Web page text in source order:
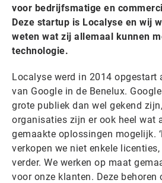
voor bedrijfsmatige en
Deze startup is Localyse en wij
weten wat zij allemaal kunnen
technologie.
Localyse werd in 2014 opgestart
van Google in de Benelux.
grote publiek dan wel gekend
organisaties zijn er ook heel wat
gemaakte oplossingen mogelijk.
verkopen we niet enkele
verder. We werken op maat
voor onze klanten. Deze behoren